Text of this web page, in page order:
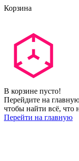
Корзина
В корзине пусто!
Перейдите на
чтобы найти всё, что
Перейти на главную